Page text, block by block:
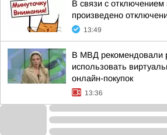
В связи с отключением
произведено
13:49
В МВД рекомендовали
использовать
онлайн-покупок
13:36